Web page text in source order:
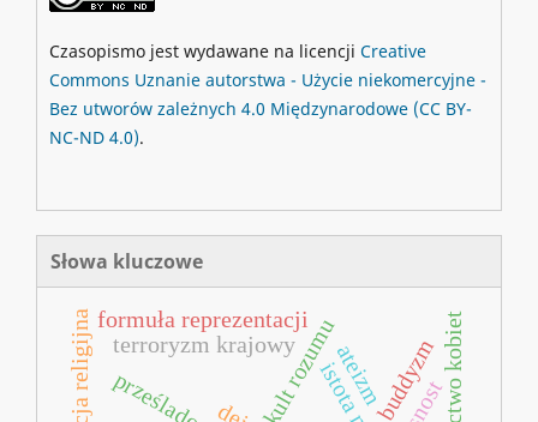
Czasopismo jest wydawane na licencji Creative
Commons Uznanie autorstwa - Użycie niekomercyjne -
Bez utworów zależnych 4.0 Międzynarodowe (CC BY-
NC-ND 4.0).
Słowa kluczowe
kult rozumu
formuła reprezentacji
buddyzm
terroryzm krajowy ateizm